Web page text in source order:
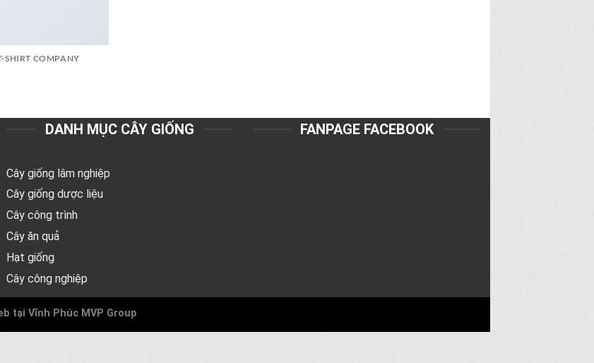
SHIRT COMPANY
DANH MỤC CÂY GIỐNG
Cây giống lâm nghiệp
Cây giống dược liệu
Cây công trình
Cây ăn quả
Hạt giống
Cây công nghiệp
FANPAGE FACEBOOK
tại Vĩnh Phúc MVP Group